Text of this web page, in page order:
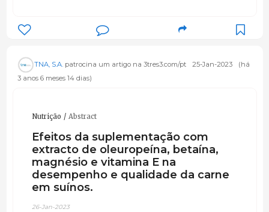
TNA, S.A.patrocina um artigo na 3tres3.com/pt 25-Jan-2023
(há
3 anos 6 meses 14 dias)
Nutrição Abstract
Efeitos da suplementação com
extracto de oleuropeína, betaína,
magnésio e vitamina E na
desempenho e qualidade da carne
em suínos.
26-Jan-2023